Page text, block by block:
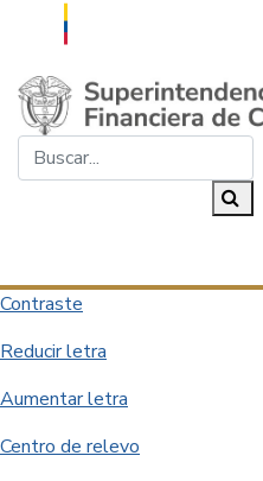
Saltar al contenido principal
Contraste
Reducir letra
Aumentar letra
Centro de relevo